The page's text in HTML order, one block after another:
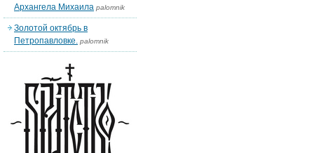
Архангела Михаила palomnik
Золотой октябрь в
Петропавловке. palomnik